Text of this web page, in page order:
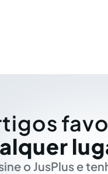
o JusPlus e